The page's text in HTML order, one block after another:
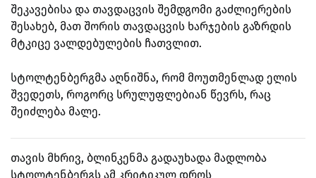
შეკავებისა და თავდაცვის შემდგომი გაძლიერების
შესახებ, მათ შორის თავდაცვის ხარჯების გაზრდის
მტკიცე ვალდებულების ჩათვლით.
სტოლტენბერგმა აღნიშნა, რომ მოუთმენლად ელის
შვედეთს, როგორც სრულუფლებიან წევრს, რაც
შეიძლება მალე.
თავის მხრივ, ბლინკენმა გადაუხადა მადლობა
სტოლტენბერგს ამ კრიტიკულ დროს